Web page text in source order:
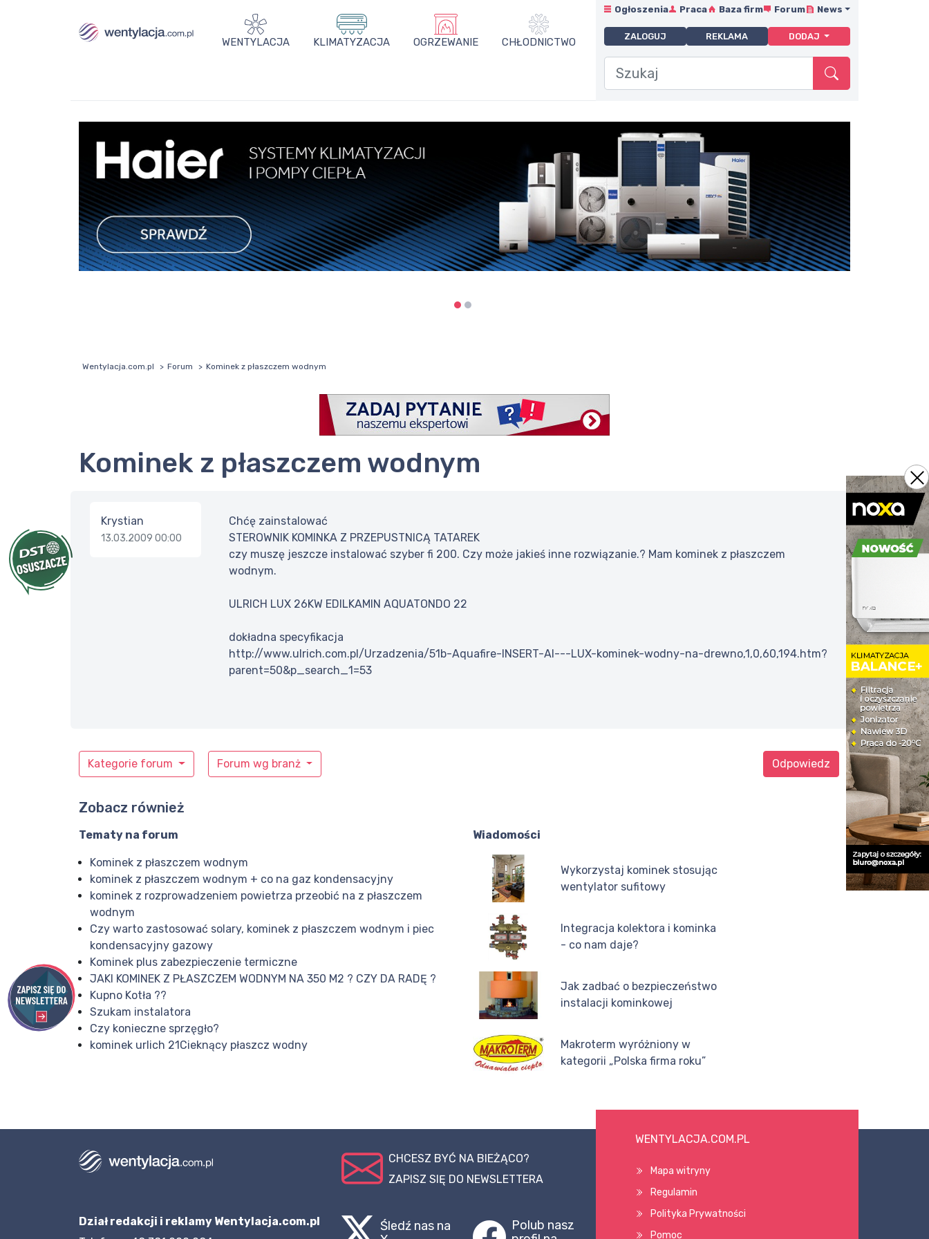
WENTYLACJA KLIMATYZACJA OGRZEWANIE CHŁODNICTWO
Ogłoszenia Praca Baza firm Forum News
ZALOGUJ REKLAMA DODAJ
Wentylacja.com.pl Forum Kominek z płaszczem wodnym
Kominek z płaszczem wodnym
Krystian
13.03.2009 00:00
Chćę zainstalować
STEROWNIK KOMINKA Z PRZEPUSTNICĄ TATAREK
czy muszę jeszcze instalować szyber fi 200. Czy może jakieś inne rozwiązanie.? Mam kominek z płaszczem
wodnym.
ULRICH LUX 26KW EDILKAMIN AQUATONDO 22
dokładna specyfikacja
http://www.ulrich.com.pl/Urzadzenia/51b-Aquafire-INSERT-AI---LUX-kominek-wodny-na-drewno,1,0,60,194.htm?
parent=50&p_search_1=53
Kategorie forum Forum wg branż Odpowiedz
Zobacz również
Tematy na forum
Kominek z płaszczem wodnym
kominek z płaszczem wodnym + co na gaz kondensacyjny
kominek z rozprowadzeniem powietrza przeobić na z płaszczem
wodnym
Czy warto zastosować solary, kominek z płaszczem wodnym i piec
kondensacyjny gazowy
Kominek plus zabezpieczenie termiczne
JAKI KOMINEK Z PŁASZCZEM WODNYM NA 350 M2 ? CZY DA RADĘ ?
Kupno Kotła ??
Szukam instalatora
Czy konieczne sprzęgło?
kominek urlich 21Cieknący płaszcz wodny
Wiadomości
Wykorzystaj kominek stosując
wentylator sufitowy
Integracja kolektora i kominka
- co nam daje?
Jak zadbać o bezpieczeństwo
instalacji kominkowej
Makroterm wyróżniony w
kategorii „Polska firma roku”
CHCESZ BYĆ NA BIEŻĄCO?
ZAPISZ SIĘ DO NEWSLETTERA
Dział redakcji i reklamy Wentylacja.com.pl
Śledź nas na
Polub nasz
WENTYLACJA.COM.PL
Mapa witryny
Regulamin
Polityka Prywatności
Pomoc